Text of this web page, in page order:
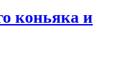
коньяка и